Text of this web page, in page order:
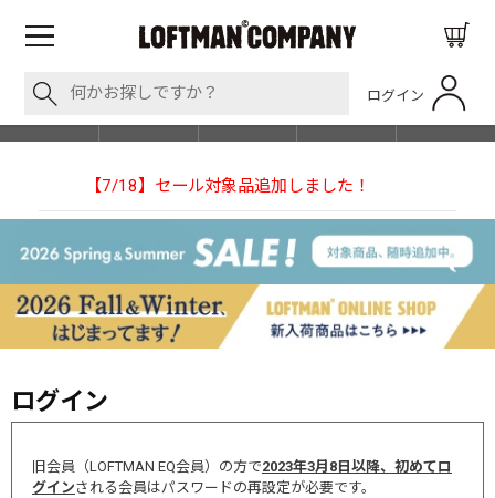
ログイン
SHOP LIST
【NEEDLESの別注】50周年 H.D. Track Pant
ログイン
旧会員（LOFTMAN EQ会員）の方で2023年3月8日以降、初めてロ
グインされる会員はパスワードの再設定が必要です。